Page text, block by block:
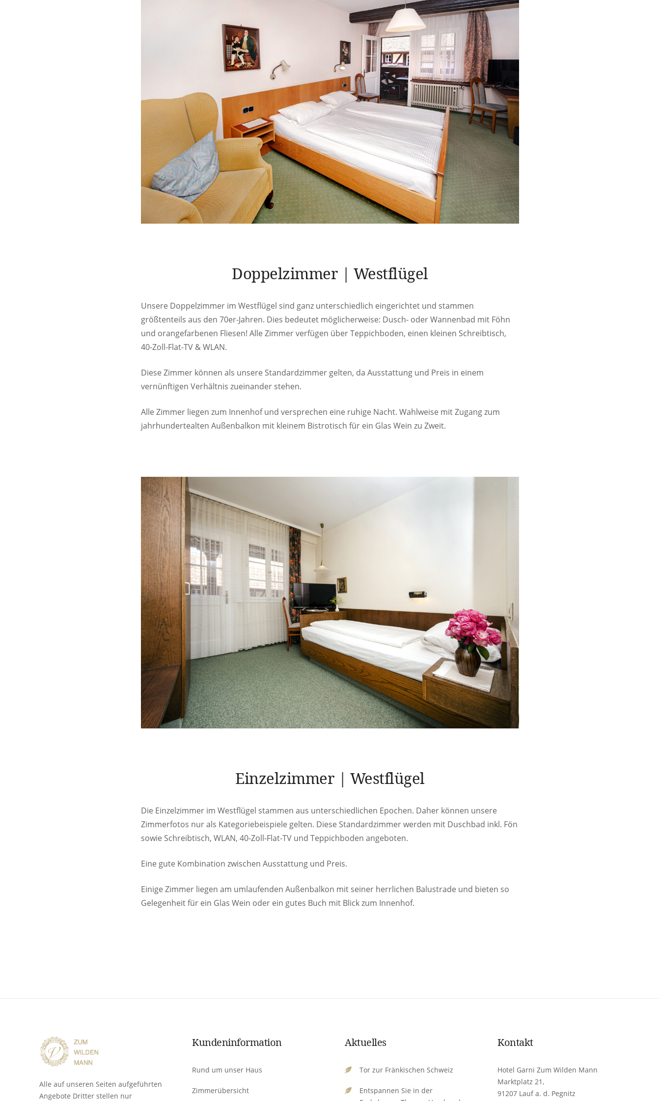
Doppelzimmer | Westflügel
Unsere Doppelzimmer im Westflügel sind ganz unterschiedlich eingerichtet und stammen
größtenteils aus den 70er-Jahren. Dies bedeutet möglicherweise: Dusch- oder Wannenbad mit Föhn
und orangefarbenen Fliesen! Alle Zimmer verfügen über Teppichboden, einen kleinen Schreibtisch,
40-Zoll-Flat-TV & WLAN.
Diese Zimmer können als unsere Standardzimmer gelten, da Ausstattung und Preis in einem
vernünftigen Verhältnis zueinander stehen.
Alle Zimmer liegen zum Innenhof und versprechen eine ruhige Nacht. Wahlweise mit Zugang zum
jahrhundertealten Außenbalkon mit kleinem Bistrotisch für ein Glas Wein zu Zweit.
Einzelzimmer | Westflügel
Die Einzelzimmer im Westflügel stammen aus unterschiedlichen Epochen. Daher können unsere
Zimmerfotos nur als Kategoriebeispiele gelten. Diese Standardzimmer werden mit Duschbad inkl. Fön
sowie Schreibtisch, WLAN, 40-Zoll-Flat-TV und Teppichboden angeboten.
Eine gute Kombination zwischen Ausstattung und Preis.
Einige Zimmer liegen am umlaufenden Außenbalkon mit seiner herrlichen Balustrade und bieten so
Gelegenheit für ein Glas Wein oder ein gutes Buch mit Blick zum Innenhof.
Alle auf unseren Seiten aufgeführten
Angebote Dritter stellen nur
Kundeninformation
Rund um unser Haus
Zimmerübersicht
Aktuelles
Tor zur Fränkischen Schweiz
Entspannen Sie in der
Kontakt
Hotel Garni Zum Wilden Mann
Marktplatz 21,
91207 Lauf a. d. Pegnitz